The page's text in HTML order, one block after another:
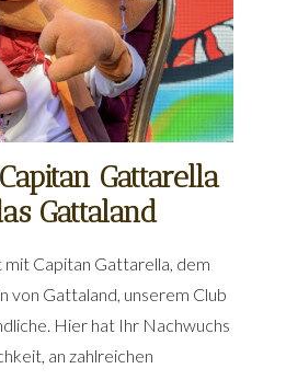
Gattarella
Gattaland
mit Capitan Gattarella, dem
von Gattaland, unserem Club
Hier hat Ihr Nachwuchs
an zahlreichen